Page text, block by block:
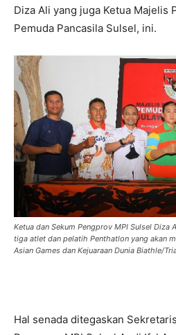
Diza Ali yang juga Ketua Majelis
Pemuda Pancasila Sulsel, ini.
Ketua dan Sekum Pengprov MPI Sulsel Diza
tiga atlet dan pelatih Penthatlon yang akan
Asian Games dan Kejuaraan Dunia Biathle/
Hal senada ditegaskan